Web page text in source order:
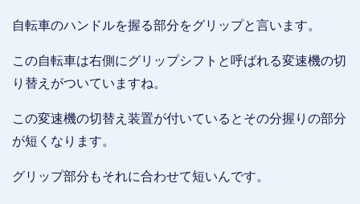
自転車のハンドルを握る部分をグリップと言います。
この自転車は右側にグリップシフトと呼ばれる変速機の切
り替えがついていますね。
この変速機の切替え装置が付いているとその分握りの部分
が短くなります。
グリップ部分もそれに合わせて短いんです。